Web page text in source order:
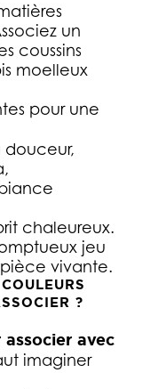
un
coussins
moelleux
pour une
douceur,
chaleureux.
jeu
vivante.
?
avec
imaginer